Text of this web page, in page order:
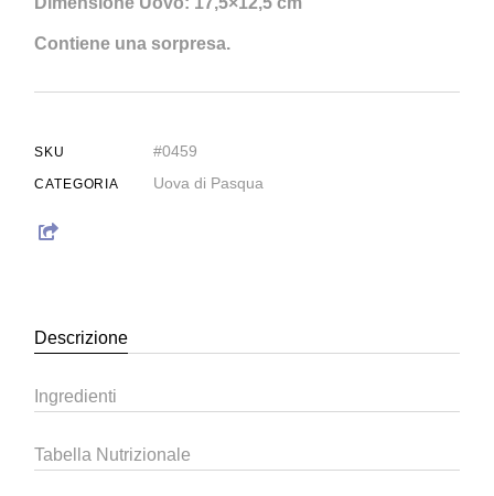
Contiene una sorpresa.
SKU #0459
CATEGORIA Uova di Pasqua
Descrizione
Ingredienti
Tabella Nutrizionale